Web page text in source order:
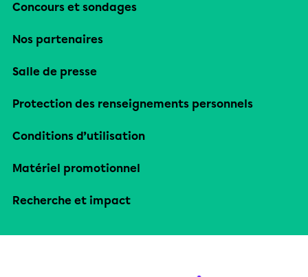
Concours et sondages
Nos partenaires
Salle de presse
Protection des renseignements personnels
Conditions d’utilisation
Matériel promotionnel
Recherche et impact